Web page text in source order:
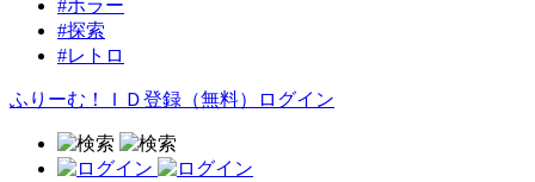
#ホラー
#探索
#レトロ
ふりーむ！ＩＤ登録（無料） ログイン